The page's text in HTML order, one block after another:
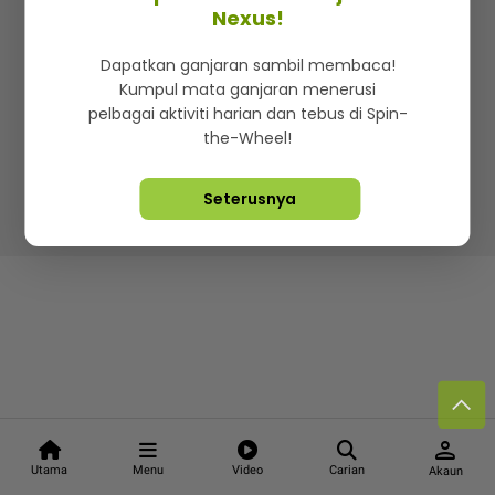
Utama Menu Video Carian
person
Akaun
Iklan di SMG360
Terma & Syarat Dasar Privasi
Lebih hot, viral dan sensasi
Hakcipta Terpelihara ©2026. Star Media Group Berhad
Nexus!
Dapatkan ganjaran sambil membaca!
Kumpul mata ganjaran menerusi
pelbagai aktiviti harian dan tebus di Spin-
the-Wheel!
Seterusnya